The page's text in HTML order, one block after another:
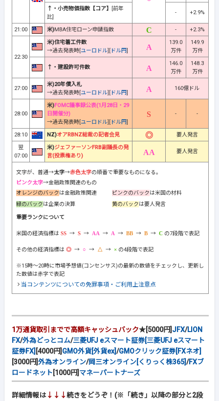
↑・小売物価指数【コア】
[前年
比]
- +2.9%
21:00 米)MBA住宅ローン申請指数 - +2.3%
22:30
米)住宅着工件数
→過去発表時[ ユーロドル ドル円
139.0
万件
149.9
万件
↑・建設許可件数
146.0
万件
148.3
万件
27:00
米)20年債入札
→過去発表時[ ユーロドル ドル円
160億ドル
28:00
米)FOMC議事録公表(1月28日・29
日開催分)
→過去発表時[ ユーロドル ドル円
- -
28:10 NZ)オアRBNZ総裁の記者会見
要人発言
翌
07:00
米)ジェファーソンFRB副議長の発
言(投票権あり)
要人発言
文字が、普通→太字→赤色太字の順番で重要なものになる。
ピンク太字→金融政策関連のもの
オレンジのバックは金融政策関連 ピンクのバックは米国の材料
緑のバックは企業の決算 黄のバックは要人発言
重要ランクについて
米国の経済指標は → → → → → → の7段階で表記
その他の経済指標は → → → の4段階で表記
※15時～20時に市場予想値(コンセンサス)の最新の数値をチェックし、更新し
た数値は赤字で表記
当コンテンツについての免罪事項・ご利用上注意点
1万通貨取引までで高額キャッシュバック★[5000円] JFX/LION
FX/外為どっとコム/三菱UFJ eスマート証券[三菱UFJ eスマート
証券FX] [4000円] GMO外貨[外貨ex]/GMOクリック証券[FXネオ]
[3000円]外為オンライン/岡三オンライン[くりっく株365]/FXブ
ロードネット [1000円] マネーパートナーズ
詳細情報は↓↓↓続きをどうぞ！(※「続き」以降の部分と2段